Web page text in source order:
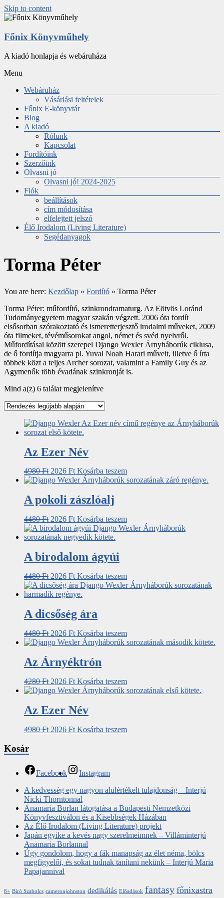
Skip to content
Főnix Könyvműhely
A kiadó honlapja és webáruháza
Menu
Webáruház
Vásárlási feltételek
Főnix E-könyvtár
Blog
A kiadó
Rólunk
Kapcsolat
Fordítóink
Szerzőink
Olvasni jó
Olvasni jó! 2024-2025
Fiók
beállítások
cím módosítása
elfelejtett jelszó
Élő Irodalom (Living Literature)
Segédanyagok
Torma Péter
You are here: Kezdőlap » Fordító » Torma Péter
Torma Péter: műfordító, szinkrondramaturg. Az Eötvös Loránd
Tudományegyetem magyar szakán végzett. 2006 óta fordít
elsősorban szórakoztató és ismeretterjesztő irodalmi műveket, 2009
óta filmeket, tévéműsorokat angol, német és svéd nyelvről.
Műfordításai között szerepel Django Wexler Árnyháborúk ciklusa,
de ő fordítja magyarra pl. Yuval Noah Harari műveit, illetve ő írta
többek közt a teljes Archer sorozat, valamint a Family Guy és az
Agymenők több évadának szinkronját is.
Mind a(z) 6 találat megjelenítve
Az Ezer Név
4980Ft 2026 Ft Kosárba teszem
A pokoli zászlóalj
4480Ft 2026 Ft Kosárba teszem
A birodalom ágyúi
4480Ft 2026 Ft Kosárba teszem
A dicsőség ára
4480Ft 2026 Ft Kosárba teszem
Az Árnyéktrón
4280Ft 2026 Ft Kosárba teszem
Az Ezer Név
4980Ft 2026 Ft Kosárba teszem
Kosár
Facebook
Instagram
A kedvesség egy nagyon alulértékelt tulajdonság – Interjú
Nicki Thorntonnal
Anamaria Borlan látogatása a Budapesti Nemzetközi
Könyvfesztiválon és a Kisebbségek Házában
Az Élő Irodalom (Living Literature) projekt
Japán egyike a kevés nagy szerelmeimnek – Villáminterjú
Anamaria Borlannal
Úgy gondolom, hogy a fák manapság az élet néma, bölcs
megfigyelői, és sokat tudnak tanítani nekünk – Interjú Maria
Papajannival
8+ Bíró Szabolcs cameronjohnston dedikálás Előadások fantasy főnixastra